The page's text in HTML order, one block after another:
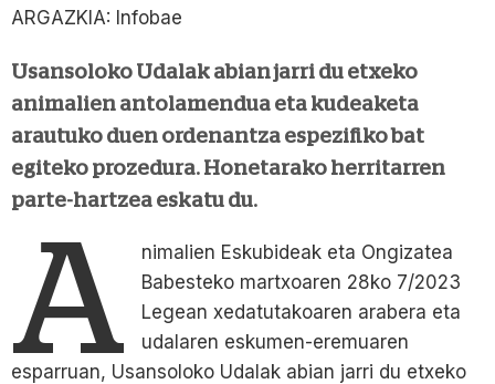
ARGAZKIA: Infobae
Usansoloko Udalak abian jarri du etxeko
animalien antolamendua eta kudeaketa
arautuko duen ordenantza espezifiko bat
egiteko prozedura. Honetarako herritarren
parte-hartzea eskatu du.
A
nimalien Eskubideak eta Ongizatea
Babesteko martxoaren 28ko 7/2023
Legean xedatutakoaren arabera eta
udalaren eskumen-eremuaren
esparruan, Usansoloko Udalak abian jarri du etxeko